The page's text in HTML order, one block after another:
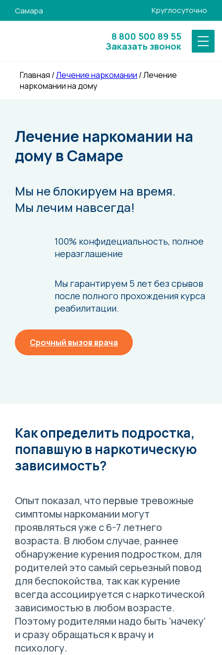
Самара Круглосуточно
8 800 500 89 55
Заказать звонок
Главная /Лечение наркомании /Лечение
наркомании на дому
Лечение наркомании на
дому в Самаре
Мы не блокируем на время.
Мы лечим навсегда!
100% конфидециальность, полное
неразглашение
Мы гарантируем 5 лет без срывов
после полного прохождения курса
реабилитации.
Срочный вызов врача
Как определить подростка,
попавшую в наркотическую
зависимость?
Опыт показал, что первые тревожные
симптомы наркомании могут
проявляться уже с 6-7 летнего
возраста. В любом случае, раннее
обнаружение курения подростком, для
родителей это самый серьезный повод
для беспокойства, так как курение
всегда ассоциируется с наркотической
зависимостью в любом возрасте.
Поэтому родителями надо быть 'начеку'
и сразу обращаться к врачу и
психологу.